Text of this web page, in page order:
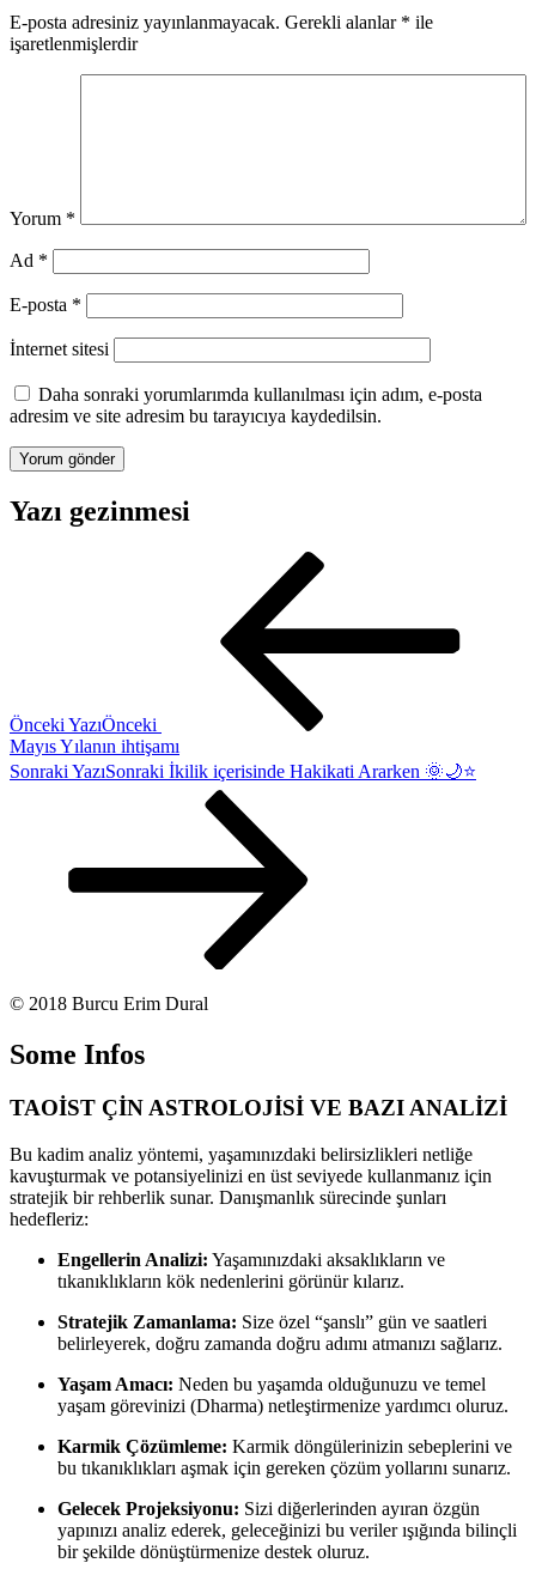
E-posta adresiniz yayınlanmayacak. Gerekli alanlar * ile
işaretlenmişlerdir
Yorum *
Ad *
E-posta *
İnternet sitesi
Daha sonraki yorumlarımda kullanılması için adım, e-posta
adresim ve site adresim bu tarayıcıya kaydedilsin.
Yazı gezinmesi
Önceki YazıÖnceki
Mayıs Yılanın ihtişamı
Sonraki YazıSonraki İkilik içerisinde Hakikati Ararken 🌞🌙⭐️
© 2018 Burcu Erim Dural
Some Infos
TAOİST ÇİN ASTROLOJİSİ VE BAZI ANALİZİ
Bu kadim analiz yöntemi, yaşamınızdaki belirsizlikleri netliğe
kavuşturmak ve potansiyelinizi en üst seviyede kullanmanız için
stratejik bir rehberlik sunar. Danışmanlık sürecinde şunları
hedefleriz:
Engellerin Analizi: Yaşamınızdaki aksaklıkların ve
tıkanıklıkların kök nedenlerini görünür kılarız.
Stratejik Zamanlama: Size özel “şanslı” gün ve saatleri
belirleyerek, doğru zamanda doğru adımı atmanızı sağlarız.
Yaşam Amacı: Neden bu yaşamda olduğunuzu ve temel
yaşam görevinizi (Dharma) netleştirmenize yardımcı oluruz.
Karmik Çözümleme: Karmik döngülerinizin sebeplerini ve
bu tıkanıklıkları aşmak için gereken çözüm yollarını sunarız.
Gelecek Projeksiyonu: Sizi diğerlerinden ayıran özgün
yapınızı analiz ederek, geleceğinizi bu veriler ışığında bilinçli
bir şekilde dönüştürmenize destek oluruz.